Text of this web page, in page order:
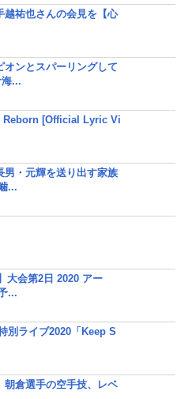
越祐也さんの会見を【心
ンとスパーリングして
...
Reborn [Official Lyric Vi
男・元輝を送り出す家族
...
大会第2日 2020 アー
...
別ライブ2020「Keep S
朝倉選手の空手技、レベ